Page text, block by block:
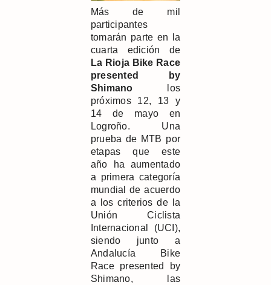
Más de mil
participantes
tomarán parte en la
cuarta edición de
La Rioja Bike Race
presented by
Shimano los
próximos 12, 13 y
14 de mayo en
Logroño. Una
prueba de MTB por
etapas que este
año ha aumentado
a primera categoría
mundial de acuerdo
a los criterios de la
Unión Ciclista
Internacional (UCI),
siendo junto a
Andalucía Bike
Race presented by
Shimano, las